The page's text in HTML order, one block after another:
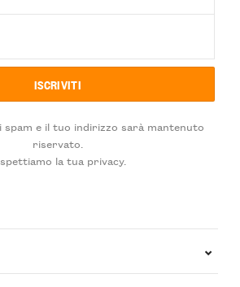
spam e il tuo indirizzo sarà mantenuto
riservato.
la tua privacy.